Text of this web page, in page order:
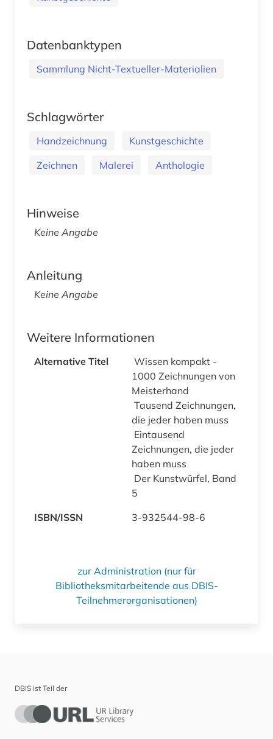
Datenbanktypen
Sammlung Nicht-Textueller-Materialien
Schlagwörter
Handzeichnung
Kunstgeschichte
Zeichnen
Malerei Anthologie
Hinweise
Keine Angabe
Anleitung
Keine Angabe
Weitere Informationen
Alternative Titel
Wissen kompakt -
1000 Zeichnungen von
Meisterhand
Tausend Zeichnungen,
die jeder haben muss
Eintausend
Zeichnungen, die jeder
haben muss
Der Kunstwürfel, Band
5
ISBN/ISSN
3-932544-98-6
zur Administration (nur für
Bibliotheksmitarbeitende aus DBIS-
Teilnehmerorganisationen)
DBIS ist Teil der